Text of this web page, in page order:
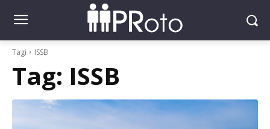
Tagi ISSB
Tag: ISSB